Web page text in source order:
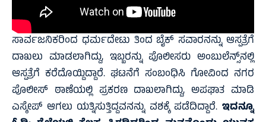
ಸಾರ್ವಜನಿಕರಿಂದ ಧರ್ಮದೇಟು ತಿಂದ ಬೈಕ್ ಸವಾರನನ್ನು ಆಸ್ಪತ್ರೆಗೆ
ದಾಖಲು ಮಾಡಲಾಗಿದ್ದು, ಇಬ್ಬರನ್ನು ಪೊಲೀಸರು ಅಂಬುಲೆನ್ಸ್‌ನಲ್ಲಿ
ಆಸ್ಪತ್ರೆಗೆ ಕರೆದೊಯ್ದಿದ್ದಾರೆ. ಘಟನೆಗೆ ಸಂಬಂಧಿಸಿ ಗೋವಿಂದ ನಗರ
ಪೊಲೀಸ್ ಠಾಣೆಯಲ್ಲಿ ಪ್ರಕರಣ ದಾಖಲಾಗಿದ್ದು, ಅಪಘಾತ ಮಾಡಿ
ಎಸ್ಕೇಪ್ ಆಗಲು ಯತ್ನಿಸುತ್ತಿದ್ದವನನ್ನು ವಶಕ್ಕೆ ಪಡೆದಿದ್ದಾರೆ. ಇದನ್ನೂ